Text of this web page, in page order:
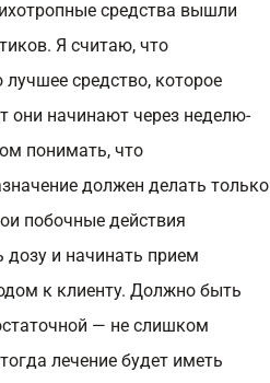
средства вышли
Я считаю, что
средство, которое
они начинают через неделю-
понимать, что
должен делать только
побочные действия
дозу и начинать прием
к клиенту. Должно быть
— не слишком
лечение будет иметь